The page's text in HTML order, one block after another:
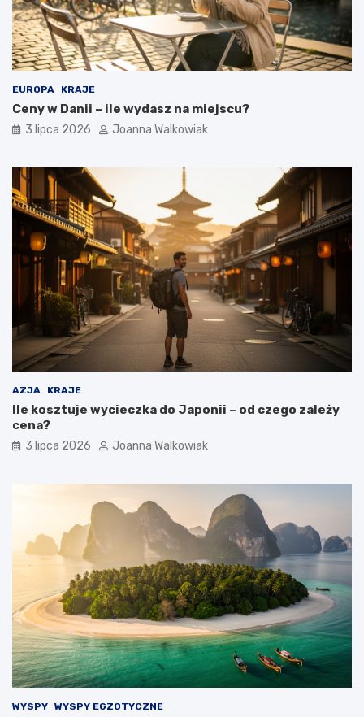
EUROPA KRAJE
Ceny w Danii – ile wydasz na miejscu?
3 lipca 2026 Joanna Walkowiak
AZJA KRAJE
Ile kosztuje wycieczka do Japonii – od czego zależy
cena?
3 lipca 2026 Joanna Walkowiak
WYSPY WYSPY EGZOTYCZNE